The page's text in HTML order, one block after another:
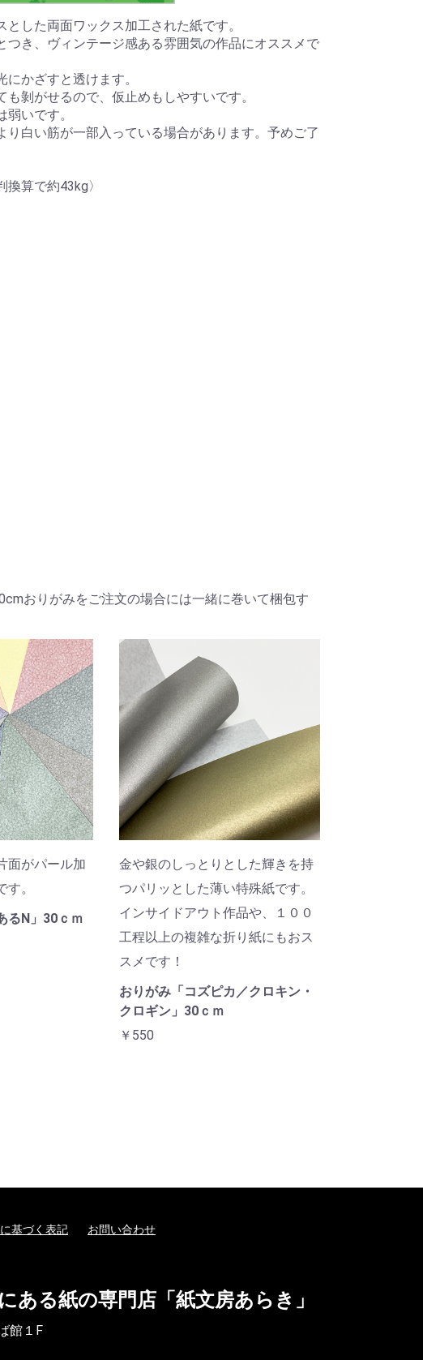
とした両面ワックス加工された紙です。
つき、ヴィンテージ感ある雰囲気の作品にオススメで
かざすと透けます。
も剝がせるので、仮止めもしやすいです。
いです。
り白い筋が一部入っている場合があります。予めご了
換算で約43kg〉
おりがみをご注文の場合には一緒に巻いて梱包す
面がパール加
。
るN」30ｃｍ
金や銀のしっとりとした輝きを持
つパリッとした薄い特殊紙です。
インサイドアウト作品や、１００
工程以上の複雑な折り紙にもおス
スメです！
おりがみ「コズピカ／クロキン・
クロギン」30ｃｍ
￥550
基づく表記 お問い合わせ
る紙の専門店「紙文房あらき」
館１F